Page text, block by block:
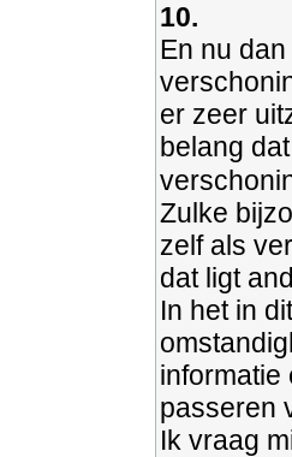
10.
En nu
er zeer
belang
Zulke
zelf als
dat ligt
In het in
informatie
passeren
Ik vraag